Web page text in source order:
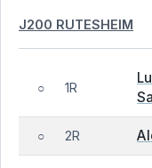
J200 RUTESHEIM
○ 1R
○ 2R